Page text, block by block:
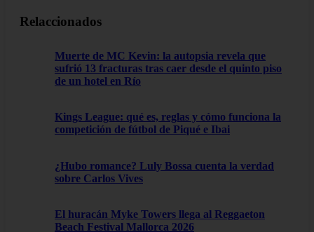
Relaccionados
Muerte de MC Kevin: la autopsia revela que
sufrió 13 fracturas tras caer desde el quinto piso
de un hotel en Río
Kings League: qué es, reglas y cómo funciona la
competición de fútbol de Piqué e Ibai
¿Hubo romance? Luly Bossa cuenta la verdad
sobre Carlos Vives
El huracán Myke Towers llega al Reggaeton
Beach Festival Mallorca 2026